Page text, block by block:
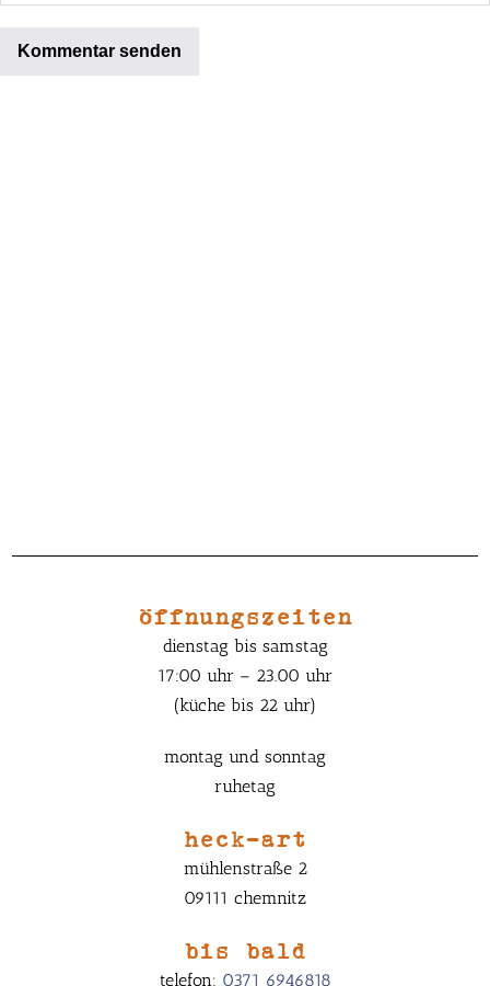
öffnungszeiten
dienstag bis samstag
17:00 uhr – 23.00 uhr
(küche bis 22 uhr)
montag und sonntag
ruhetag
heck-art
mühlenstraße 2
09111 chemnitz
bis bald
telefon: 0371 6946818